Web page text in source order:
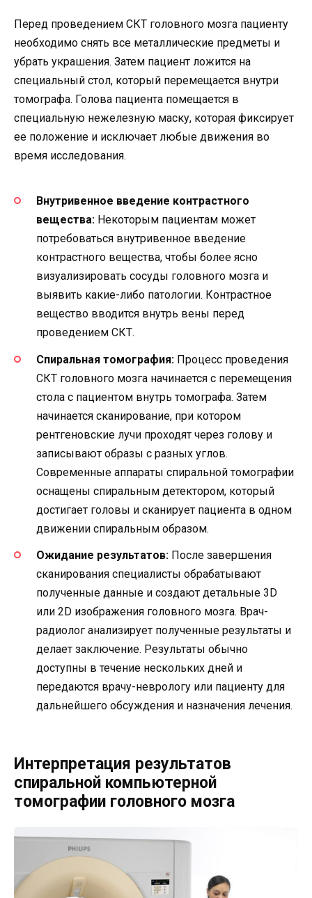
Перед проведением СКТ головного мозга пациенту
необходимо снять все металлические предметы и
убрать украшения. Затем пациент ложится на
специальный стол, который перемещается внутри
томографа. Голова пациента помещается в
специальную нежелезную маску, которая фиксирует
ее положение и исключает любые движения во
время исследования.
Внутривенное введение контрастного
вещества: Некоторым пациентам может
потребоваться внутривенное введение
контрастного вещества, чтобы более ясно
визуализировать сосуды головного мозга и
выявить какие-либо патологии. Контрастное
вещество вводится внутрь вены перед
проведением СКТ.
Спиральная томография: Процесс проведения
СКТ головного мозга начинается с перемещения
стола с пациентом внутрь томографа. Затем
начинается сканирование, при котором
рентгеновские лучи проходят через голову и
записывают образы с разных углов.
Современные аппараты спиральной томографии
оснащены спиральным детектором, который
достигает головы и сканирует пациента в одном
движении спиральным образом.
Ожидание результатов: После завершения
сканирования специалисты обрабатывают
полученные данные и создают детальные 3D
или 2D изображения головного мозга. Врач-
радиолог анализирует полученные результаты и
делает заключение. Результаты обычно
доступны в течение нескольких дней и
передаются врачу-неврологу или пациенту для
дальнейшего обсуждения и назначения лечения.
Интерпретация результатов
спиральной компьютерной
томографии головного мозга